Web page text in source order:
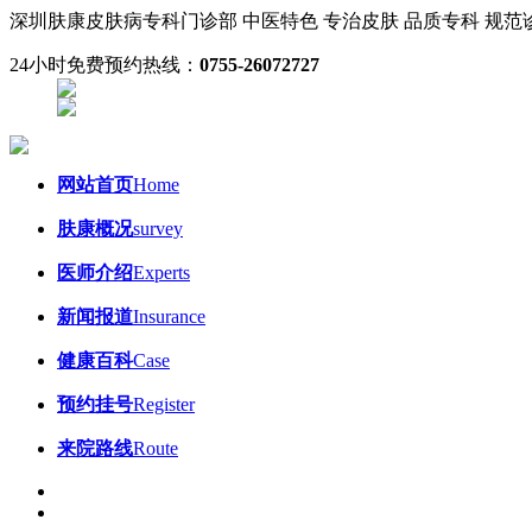
深圳肤康皮肤病专科门诊部 中医特色 专治皮肤 品质专科 规
24小时免费预约热线： 0755-26072727
网站首页Home
肤康概况survey
医师介绍Experts
新闻报道Insurance
健康百科Case
预约挂号Register
来院路线Route